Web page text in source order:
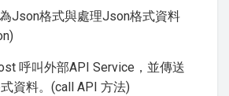
Json格式與處理Json格式資料
呼叫外部API Service，並傳送
資料。(call API 方法)